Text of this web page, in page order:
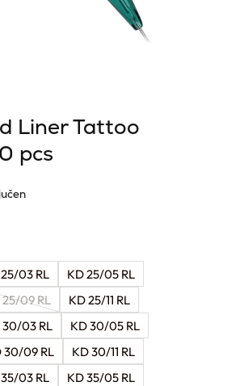
Liner Tattoo
pcs
03 RL
KD 25/05 RL
25/09 RL
KD 25/11 RL
30/03 RL
KD 30/05 RL
30/09 RL
KD 30/11 RL
03 RL
KD 35/05 RL